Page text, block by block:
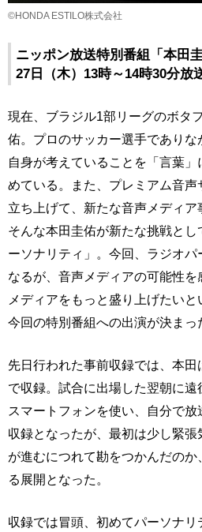
©HONDA ESTILO株式会社
ニッポン放送特別番組「本田
27日（木）13時～14時30分放
現在、ブラジル1部リーグのボタ
佑。プロのサッカー選手であり
自身が考えていることを「言葉
めている。また、プレミアム音
立ち上げて、新たな音声メディア
そんな本田圭佑が新たな挑戦と
ーソナリティ」。今回、ラジオパ
なるが、音声メディアの可能性
メディアをもっと盛り上げたいと
今回の特別番組への出演が決まっ
先日行われた事前収録では、本田
で収録。試合に出場した翌朝に
スマートフォンを使い、自分で
収録となったが、最初は少し緊
が進むにつれて勘をつかんだの
る展開となった。
収録では冒頭、初めてパーソナ